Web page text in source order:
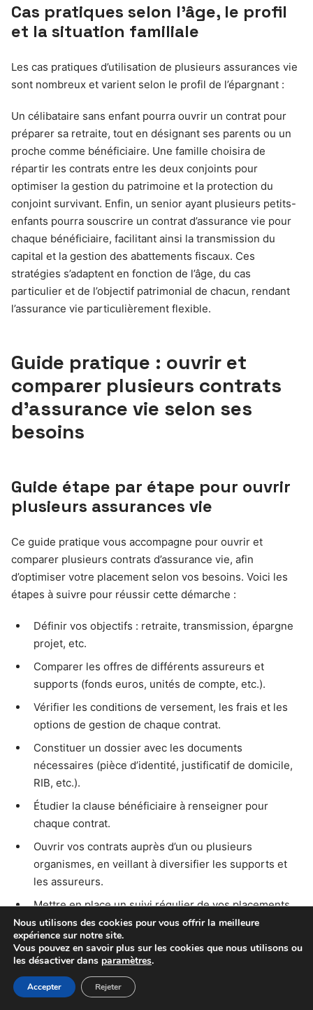
Cas pratiques selon l’âge, le profil
et la situation familiale
Les cas pratiques d’utilisation de plusieurs assurances vie
sont nombreux et varient selon le profil de l’épargnant :
Un célibataire sans enfant pourra ouvrir un contrat pour
préparer sa retraite, tout en désignant ses parents ou un
proche comme bénéficiaire. Une famille choisira de
répartir les contrats entre les deux conjoints pour
optimiser la gestion du patrimoine et la protection du
conjoint survivant. Enfin, un senior ayant plusieurs petits-
enfants pourra souscrire un contrat d’assurance vie pour
chaque bénéficiaire, facilitant ainsi la transmission du
capital et la gestion des abattements fiscaux. Ces
stratégies s’adaptent en fonction de l’âge, du cas
particulier et de l’objectif patrimonial de chacun, rendant
l’assurance vie particulièrement flexible.
Guide pratique : ouvrir et
comparer plusieurs contrats
d’assurance vie selon ses
besoins
Guide étape par étape pour ouvrir
plusieurs assurances vie
Ce guide pratique vous accompagne pour ouvrir et
comparer plusieurs contrats d’assurance vie, afin
d’optimiser votre placement selon vos besoins. Voici les
étapes à suivre pour réussir cette démarche :
Définir vos objectifs : retraite, transmission, épargne
projet, etc.
Comparer les offres de différents assureurs et
supports (fonds euros, unités de compte, etc.).
Vérifier les conditions de versement, les frais et les
options de gestion de chaque contrat.
Constituer un dossier avec les documents
nécessaires (pièce d’identité, justificatif de domicile,
RIB, etc.).
Étudier la clause bénéficiaire à renseigner pour
chaque contrat.
Ouvrir vos contrats auprès d’un ou plusieurs
organismes, en veillant à diversifier les supports et
les assureurs.
Mettre en place un suivi régulier de vos placements
et ajuster la gestion selon l’évolution de vos besoins.
Un accompagnement par un conseiller patrimonial peut
s’avérer utile pour affiner votre stratégie et choisir les
combinaisons de contrats les plus adaptées à votre
Nous utilisons des cookies pour vous offrir la meilleure
expérience sur notre site.
Vous pouvez en savoir plus sur les cookies que nous utilisons ou
les désactiver dans paramètres.
Accepter Rejeter